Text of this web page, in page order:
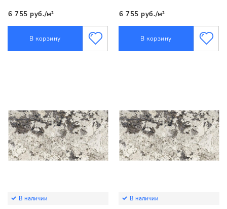
6 755 руб./м²
В корзину
6 755 руб./м²
В корзину
В наличии В наличии